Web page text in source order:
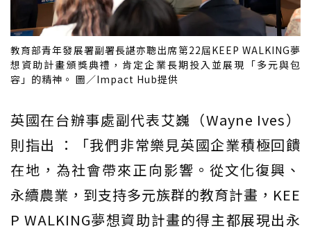
教育部青年發展署副署長諶亦聰出席第22屆KEEP WALKING夢
想資助計畫頒獎典禮，肯定企業長期投入並展現「多元與包
容」的精神。 圖／Impact Hub提供
英國在台辦事處副代表艾巍（Wayne Ives）
則指出 ：「我們非常樂見英國企業積極回饋
在地，為社會帶來正向影響。從文化復興、
永續農業，到支持多元族群的教育計畫，KEE
P WALKING夢想資助計畫的得主都展現出永